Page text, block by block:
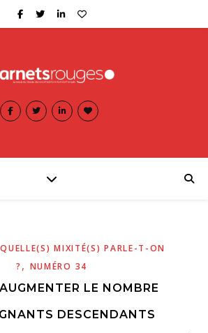
MIXITÉ(S) PARLE-T-ON
? , NUMÉRO 34
LE NOMBRE
DESCENDANTS